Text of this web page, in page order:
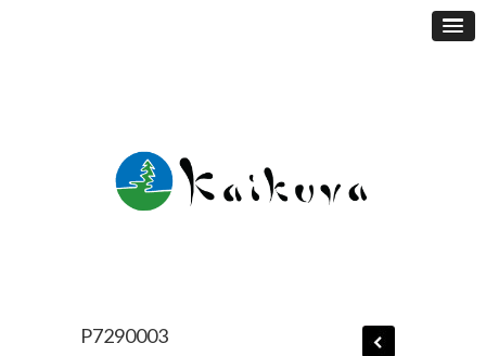
P7290003